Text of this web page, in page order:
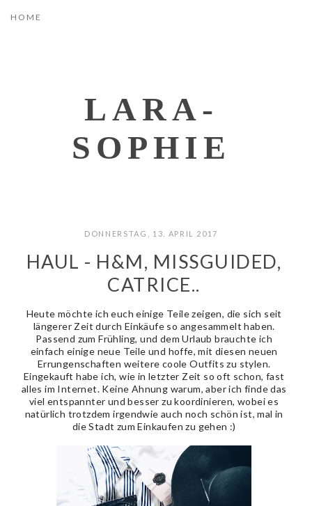
LARA-
SOPHIE
DONNERSTAG, 13. APRIL 2017
HAUL - H&M, MISSGUIDED,
CATRICE..
Heute möchte ich euch einige Teile zeigen, die sich seit
längerer Zeit durch Einkäufe so angesammelt haben.
Passend zum Frühling, und dem Urlaub brauchte ich
einfach einige neue Teile und hoffe, mit diesen neuen
Errungenschaften weitere coole Outfits zu stylen.
Eingekauft habe ich, wie in letzter Zeit so oft schon, fast
alles im Internet. Keine Ahnung warum, aber ich finde das
viel entspannter und besser zu koordinieren, wobei es
natürlich trotzdem irgendwie auch noch schön ist, mal in
die Stadt zum Einkaufen zu gehen :)